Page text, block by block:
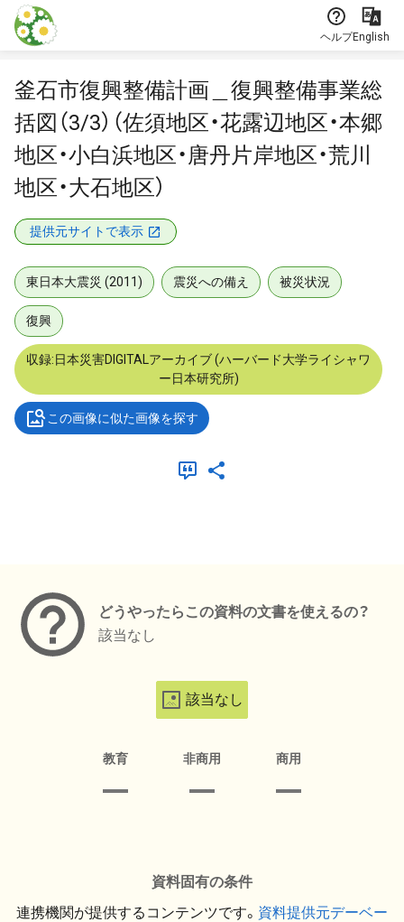
本文に飛ぶ
ヘルプEnglish
釜石市復興整備計画＿復興整備事業総
括図（3/3）（佐須地区・花露辺地区・本郷
地区・小白浜地区・唐丹片岸地区・荒川
地区・大石地区）
提供元サイトで表示
東日本大震災 (2011) 震災への備え 被災状況
復興
収録:日本災害DIGITALアーカイブ (ハーバード大学ライシャワ
ー日本研究所)
この画像に似た画像を探す
どうやったらこの資料の文書を使えるの？
該当なし
該当なし
教育 非商用 商用
資料固有の条件
連携機関が提供するコンテンツです。 資料提供元デーベー